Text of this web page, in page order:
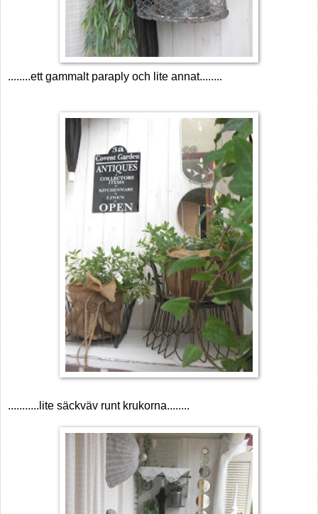
........ett gammalt paraply och lite annat........
...........lite säckväv runt krukorna........